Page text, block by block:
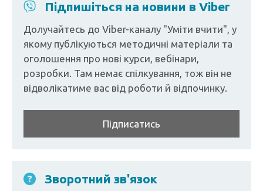
Підпишіться на новини в Viber
Долучайтесь до Viber-каналу "Уміти вчити", у
якому публікуються методичні матеріали та
оголошення про нові курси, вебінари,
розробки. Там немає спілкування, тож він не
відволікатиме вас від роботи й відпочинку.
Підписатись
Зворотний зв'язок